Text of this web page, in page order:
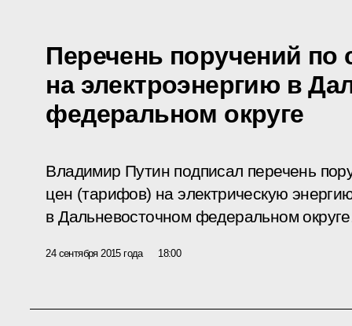
Перечень поручений по
на электроэнергию в
федеральном округе
Владимир Путин подписал перечень
цен (тарифов) на электрическую
в Дальневосточном федеральном
24 сентября 2015 года 18:00